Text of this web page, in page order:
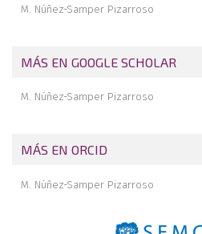
M. Núñez-Samper Pizarroso
MÁS EN GOOGLE SCHOLAR
M. Núñez-Samper Pizarroso
MÁS EN ORCID
M. Núñez-Samper Pizarroso